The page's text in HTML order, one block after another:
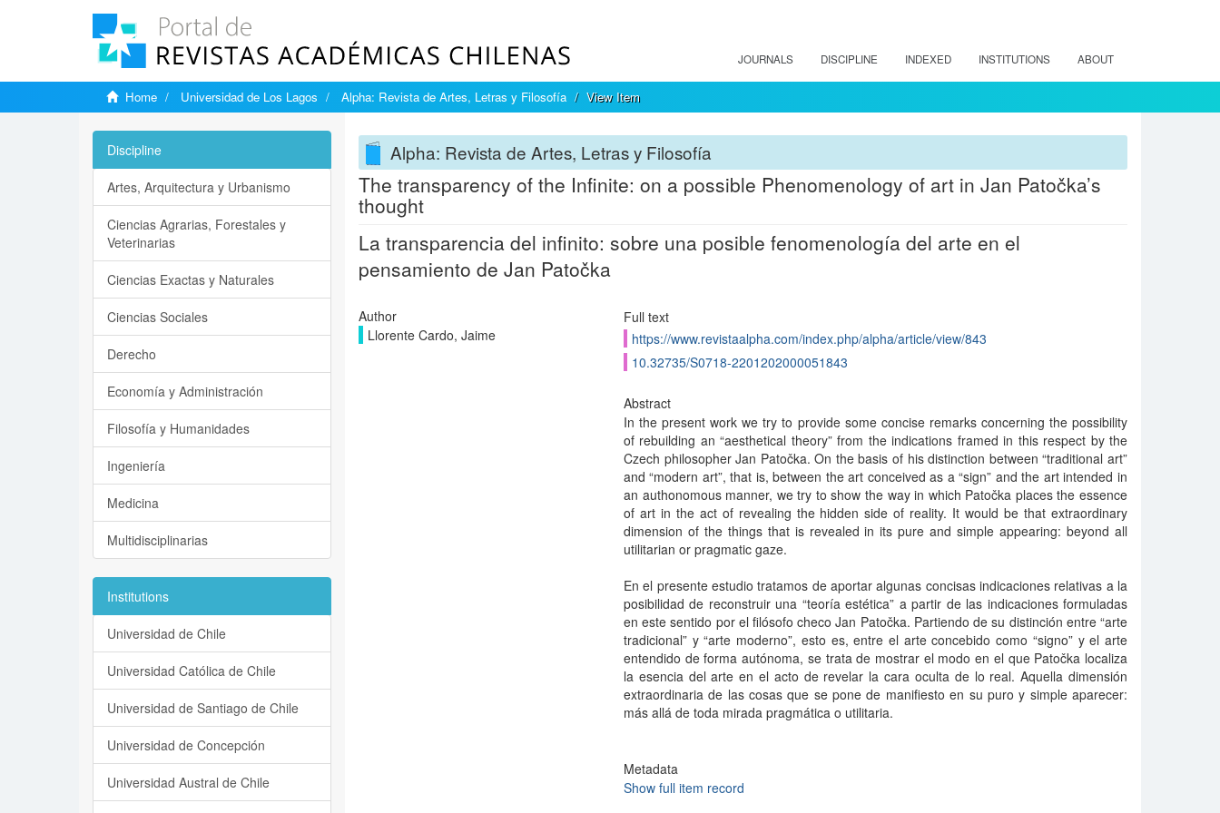
JOURNALS DISCIPLINE INDEXED INSTITUTIONS ABOUT
Home Universidad de Los Lagos Alpha: Revista de Artes, Letras y Filosofía View Item
Alpha: Revista de Artes, Letras y Filosofía
The transparency of the Infinite: on a possible Phenomenology of art in Jan Patočka’s
thought
La transparencia del infinito: sobre una posible fenomenología del arte en el
pensamiento de Jan Patočka
Author
Llorente Cardo, Jaime
Full text
https://www.revistaalpha.com/index.php/alpha/article/view/843
10.32735/S0718-2201202000051843
Abstract
In the present work we try to provide some concise remarks concerning the possibility
of rebuilding an “aesthetical theory” from the indications framed in this respect by the
Czech philosopher Jan Patočka. On the basis of his distinction between “traditional art”
and “modern art”, that is, between the art conceived as a “sign” and the art intended in
an authonomous manner, we try to show the way in which Patočka places the essence
of art in the act of revealing the hidden side of reality. It would be that extraordinary
dimension of the things that is revealed in its pure and simple appearing: beyond all
utilitarian or pragmatic gaze.
En el presente estudio tratamos de aportar algunas concisas indicaciones relativas a la
posibilidad de reconstruir una “teoría estética” a partir de las indicaciones formuladas
en este sentido por el filósofo checo Jan Patočka. Partiendo de su distinción entre “arte
tradicional” y “arte moderno”, esto es, entre el arte concebido como “signo” y el arte
entendido de forma autónoma, se trata de mostrar el modo en el que Patočka localiza
la esencia del arte en el acto de revelar la cara oculta de lo real. Aquella dimensión
extraordinaria de las cosas que se pone de manifiesto en su puro y simple aparecer:
más allá de toda mirada pragmática o utilitaria.
Metadata
Show full item record
Discipline
Artes, Arquitectura y Urbanismo
Ciencias Agrarias, Forestales y
Veterinarias
Ciencias Exactas y Naturales
Ciencias Sociales
Derecho
Economía y Administración
Filosofía y Humanidades
Ingeniería
Medicina
Multidisciplinarias
Institutions
Universidad de Chile
Universidad Católica de Chile
Universidad de Santiago de Chile
Universidad de Concepción
Universidad Austral de Chile